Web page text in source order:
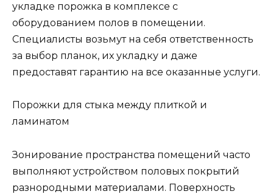
укладке порожка в комплексе с
оборудованием полов в помещении.
Специалисты возьмут на себя ответственность
за выбор планок, их укладку и даже
предоставят гарантию на все оказанные услуги.
Порожки для стыка между плиткой и
ламинатом
Зонирование пространства помещений часто
выполняют устройством половых покрытий
разнородными материалами. Поверхность